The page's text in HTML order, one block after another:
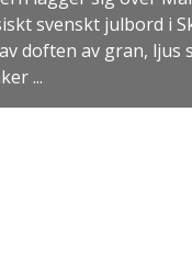
julbord i
av gran, ljus som